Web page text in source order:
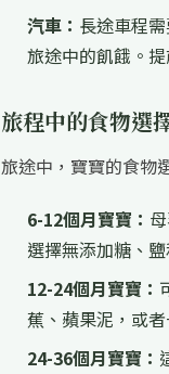
汽車： 長途車程
旅途中的飢餓。
旅程中的食物選
旅途中，寶寶的食物
6-12個月寶寶：
選擇無添加糖、
12-24個月寶寶：
蕉、蘋果泥，或
24-36個月寶寶：